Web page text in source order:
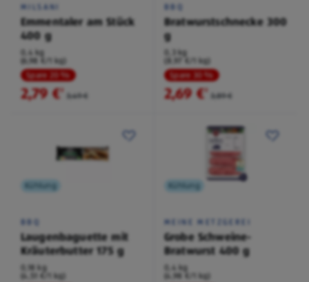
MILSANI
Emmentaler am Stück
400 g
0,4 kg
(6,98 €/1 kg)
Spare 20 %
2,79 € 3,49 €
BBQ
Bratwurstschnecke 300
g
0,3 kg
(8,97 €/1 kg)
Spare 30 %
2,69 € 3,89 €
Kühlung
BBQ
Laugenbaguette mit
Kräuterbutter 175 g
0,18 kg
(4,51 €/1 kg)
Kühlung
MEINE METZGEREI
Grobe Schweine-
Bratwurst 400 g
0,4 kg
(4,98 €/1 kg)